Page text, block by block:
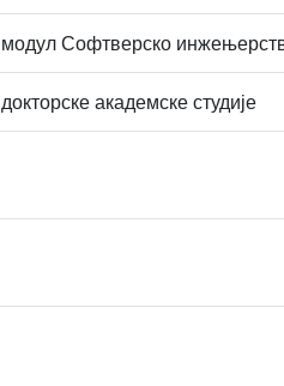
модул Софтверско
докторске академске студије